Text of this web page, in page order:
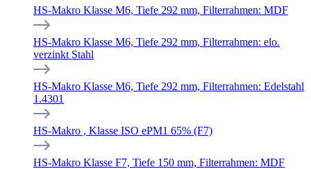
HS-Makro Klasse M6, Tiefe 292 mm, Filterrahmen: MDF
HS-Makro Klasse M6, Tiefe 292 mm, Filterrahmen: elo.
verzinkt Stahl
HS-Makro Klasse M6, Tiefe 292 mm, Filterrahmen: Edelstahl
1.4301
HS-Makro , Klasse ISO ePM1 65% (F7)
HS-Makro Klasse F7, Tiefe 150 mm, Filterrahmen: MDF